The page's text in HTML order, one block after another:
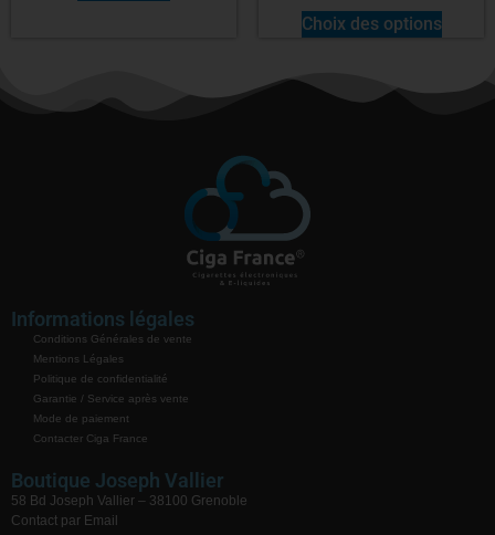
Choix des options
Informations légales
Conditions Générales de vente
Mentions Légales
Politique de confidentialité
Garantie / Service après vente
Mode de paiement
Contacter Ciga France
Boutique Joseph Vallier
58 Bd Joseph Vallier – 38100 Grenoble
Contact par Email